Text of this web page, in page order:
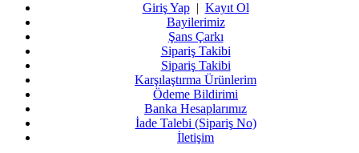
Giriş Yap| Kayıt Ol
Bayilerimiz
Şans Çarkı
Sipariş Takibi
Sipariş Takibi
Karşılaştırma Ürünlerim
Ödeme Bildirimi
Banka Hesaplarımız
İade Talebi (Sipariş No)
İletişim